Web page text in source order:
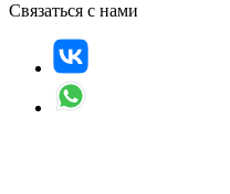
Связаться с нами